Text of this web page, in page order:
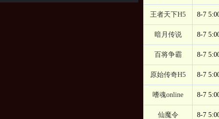
王者天下H5 8-7
暗月传说 8-7
百将争霸 8-7
原始传奇H5 8-7
嗜魂online 8-7
仙魔令 8-7